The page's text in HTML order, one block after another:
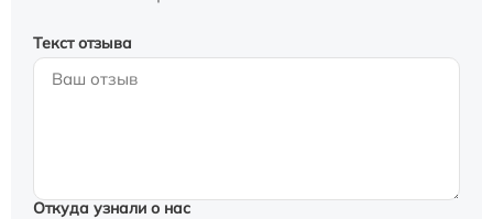
Текст отзыва
Откуда узнали о нас